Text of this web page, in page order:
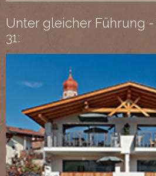
Unter gleicher Führung
31: